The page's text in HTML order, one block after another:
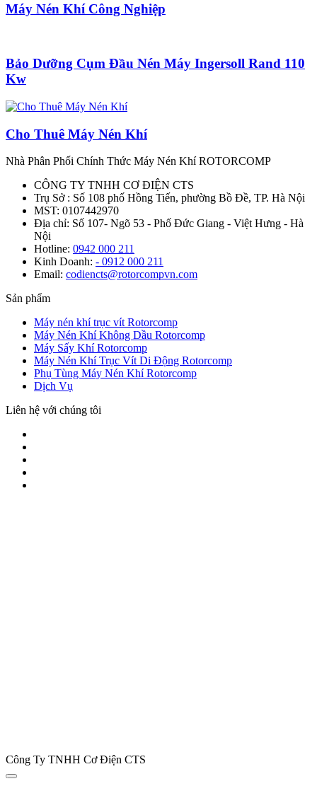
Máy Nén Khí Công Nghiệp
Bảo Dưỡng Cụm Đầu Nén Máy Ingersoll Rand 110
Kw
Cho Thuê Máy Nén Khí
Nhà Phân Phối Chính Thức Máy Nén Khí ROTORCOMP
CÔNG TY TNHH CƠ ĐIỆN CTS
Trụ Sở : Số 108 phố Hồng Tiến, phường Bồ Đề, TP. Hà Nội
MST: 0107442970
Địa chỉ: Số 107- Ngõ 53 - Phố Đức Giang - Việt Hưng - Hà
Nội
Hotline: 0942 000 211
Kinh Doanh: - 0912 000 211
Email: codiencts@rotorcompvn.com
Sản phẩm
Máy nén khí trục vít Rotorcomp
Máy Nén Khí Không Dầu Rotorcomp
Máy Sấy Khí Rotorcomp
Máy Nén Khí Trục Vít Di Động Rotorcomp
Phụ Tùng Máy Nén Khí Rotorcomp
Dịch Vụ
Liên hệ với chúng tôi
Công Ty TNHH Cơ Điện CTS